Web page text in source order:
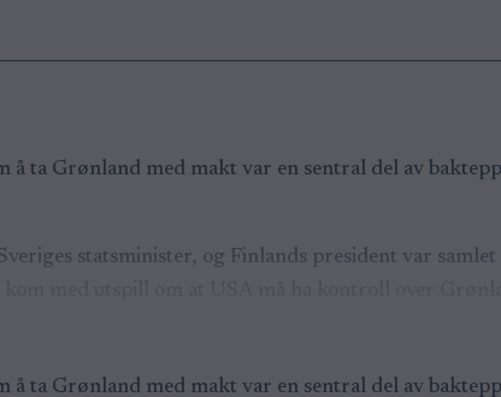
ta Grønland med makt var en sentral del av
statsminister, og Finlands president var
ta Grønland med makt var en sentral del av